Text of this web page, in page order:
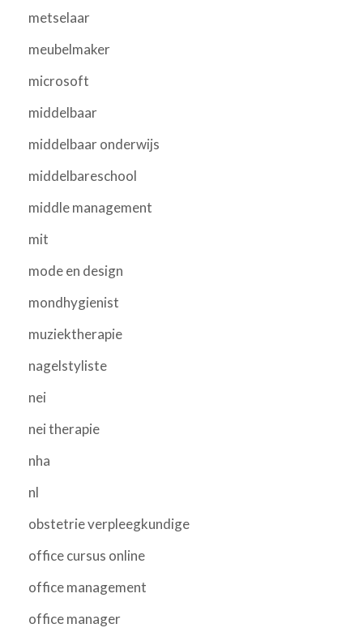
metselaar
meubelmaker
microsoft
middelbaar
middelbaar onderwijs
middelbareschool
middle management
mit
mode en design
mondhygienist
muziektherapie
nagelstyliste
nei
nei therapie
nha
nl
obstetrie verpleegkundige
office cursus online
office management
office manager